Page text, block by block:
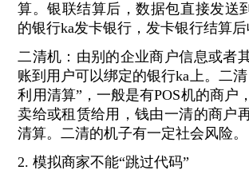
算。银联结算后，数据包直接发送
的银行ka发卡银行，发卡银行结算后
二清机：由别的企业商户信息或者
账到用户可以绑定的银行ka上。二
利用清算”，一般是有POS机的商户
卖给或租赁给用，钱由一清的商户
清算。二清的机子有一定社会风险。
2. 模拟商家不能“跳过代码”